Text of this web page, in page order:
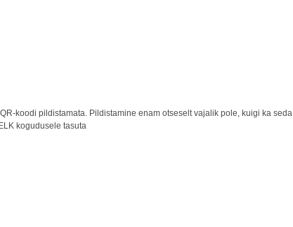
koodi pildistamata. Pildistamine enam otseselt vajalik pole, kuigi ka seda
kogudusele tasuta